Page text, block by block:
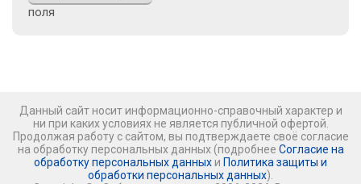
поля
Данный сайт носит информационно-справочный характер и
ни при каких условиях не является публичной офертой.
Продолжая работу с сайтом, вы подтверждаете своё согласие
на обработку персональных данных (подробнее Согласие на
обработку персональных данных и Политика защиты и
обработки персональных данных).